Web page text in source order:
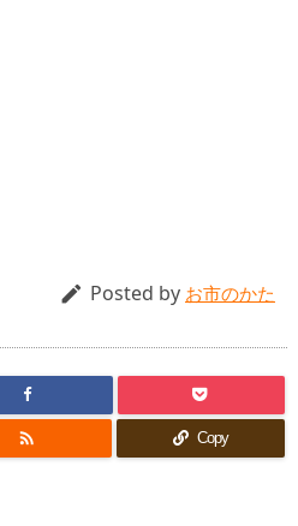
 Posted by お市のかた
 Copy